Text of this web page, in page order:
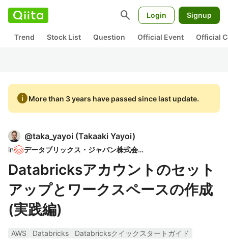
search Login Signup
Trend Stock List Question Official Event Official
infoMore than 3 years have passed since last update.
@taka_yayoi (Takaaki Yayoi)
in データブリックス・ジャパン株式会社
Databricksアカウントのセット
アップとワークスペースの作成
(実践編)
AWS Databricks
Databricksクイックスタートガイド